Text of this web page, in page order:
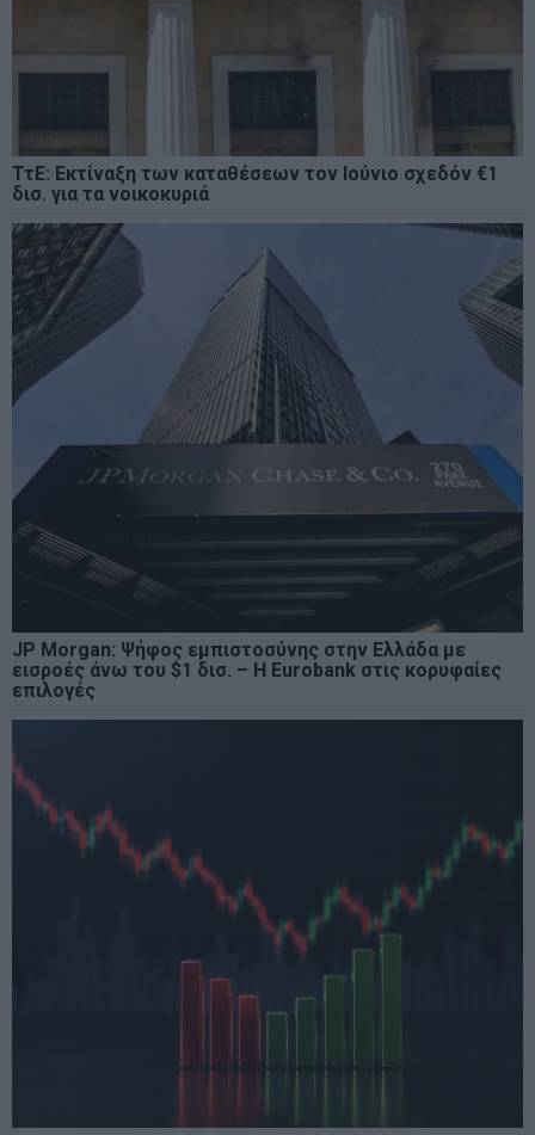
ΤτΕ: Εκτίναξη των καταθέσεων τον Ιούνιο σχεδόν €1
δισ. για τα νοικοκυριά
JP Morgan: Ψήφος εμπιστοσύνης στην Ελλάδα με
εισροές άνω του $1 δισ. – Η Eurobank στις κορυφαίες
επιλογές